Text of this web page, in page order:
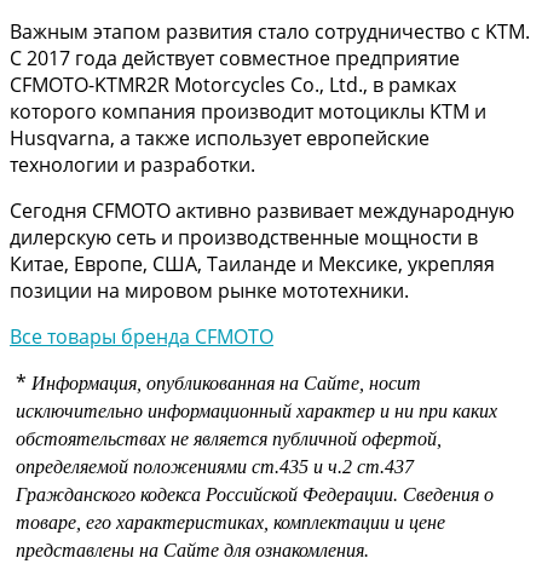
Важным этапом развития стало сотрудничество с KTM.
С 2017 года действует совместное предприятие
CFMOTO-KTMR2R Motorcycles Co., Ltd., в рамках
которого компания производит мотоциклы KTM и
Husqvarna, а также использует европейские
технологии и разработки.
Сегодня CFMOTO активно развивает международную
дилерскую сеть и производственные мощности в
Китае, Европе, США, Таиланде и Мексике, укрепляя
позиции на мировом рынке мототехники.
Все товары бренда CFMOTO
* Информация, опубликованная на Сайте, носит
исключительно информационный характер и ни при каких
обстоятельствах не является публичной офертой,
определяемой положениями ст.435 и ч.2 ст.437
Гражданского кодекса Российской Федерации. Сведения о
товаре, его характеристиках, комплектации и цене
представлены на Сайте для ознакомления.